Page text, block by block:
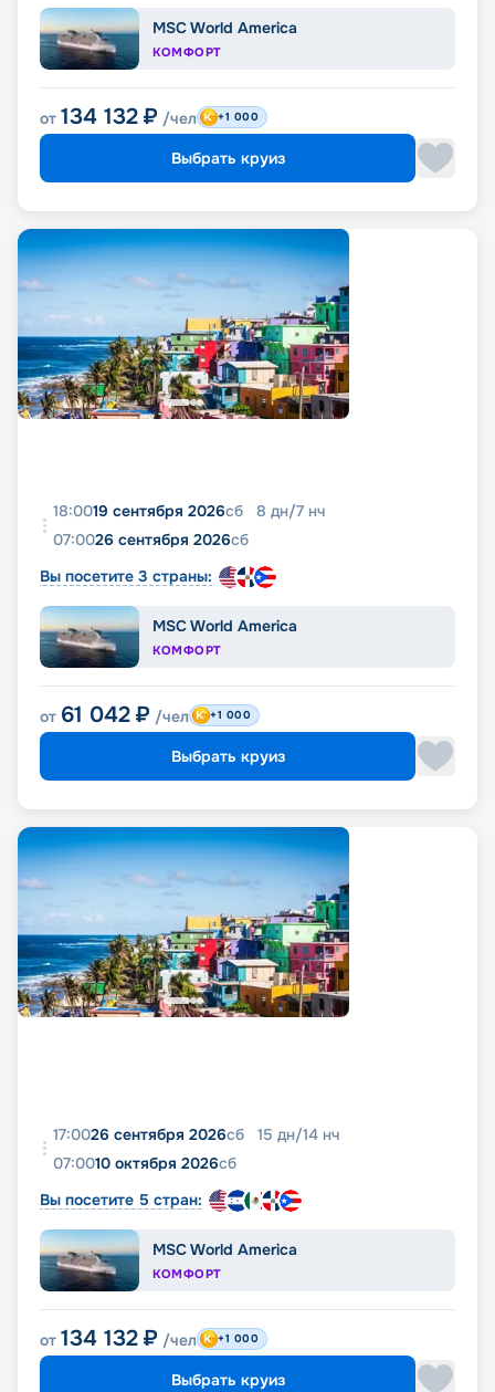
MSC World America
КОМФОРТ
от 134 132 ₽ /чел +1 000
Выбрать круиз
18:0019 сентября 2026сб 8 дн/7 нч
07:0026 сентября 2026сб
Вы посетите 3 страны:
MSC World America
КОМФОРТ
от 61 042 ₽ /чел +1 000
Выбрать круиз
17:0026 сентября 2026сб 15 дн/14 нч
07:0010 октября 2026сб
Вы посетите 5 стран:
MSC World America
КОМФОРТ
от 134 132 ₽ /чел +1 000
Выбрать круиз